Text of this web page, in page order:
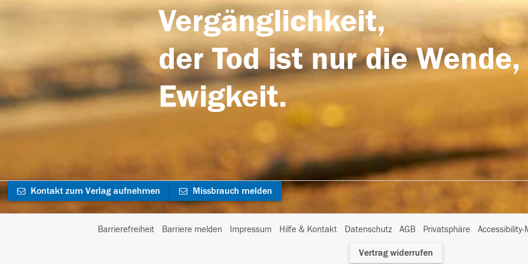
Vergänglichkeit,
der Tod ist nur die
Ewigkeit.
Kontakt zum Verlag aufnehmen Missbrauch melden
Barrierefreiheit Barriere melden Impressum Hilfe & Kontakt Datenschutz AGB Privatsphäre
I
Vertrag widerrufen